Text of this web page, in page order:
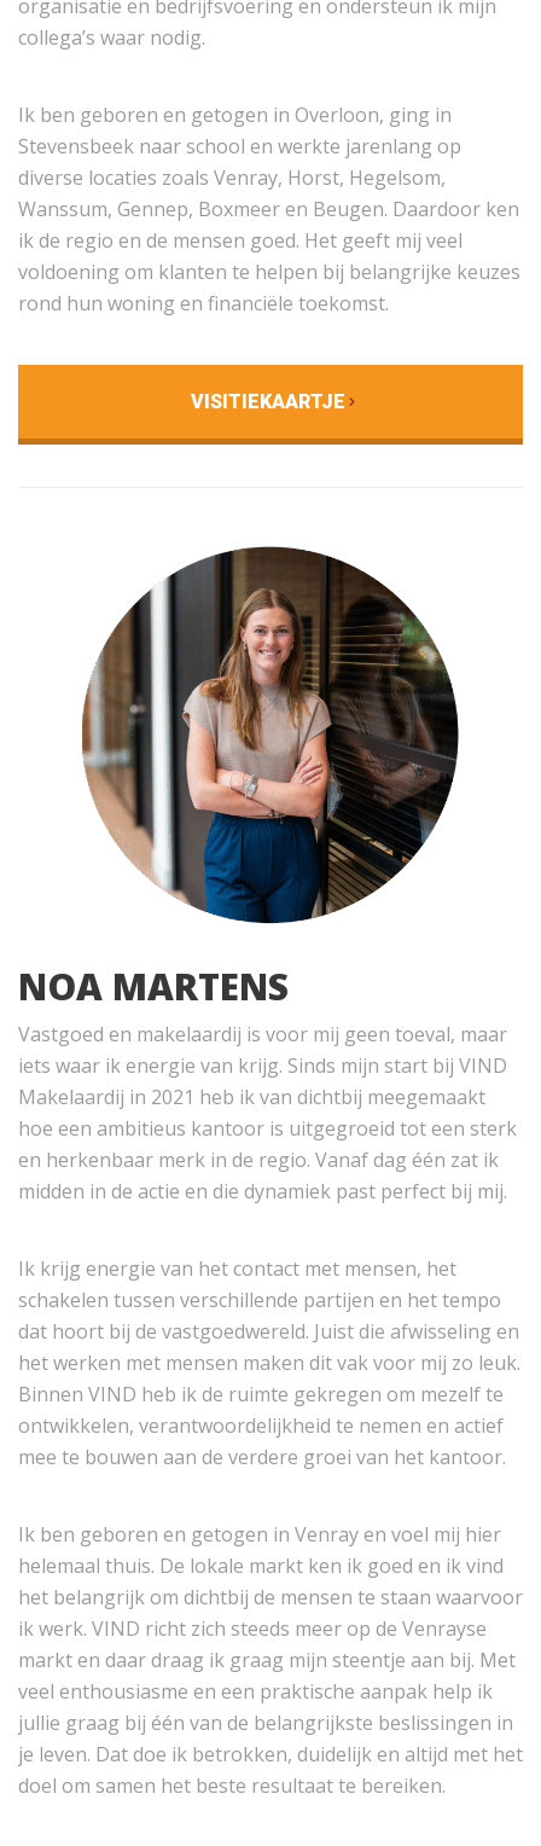
organisatie en bedrijfsvoering en ondersteun ik mijn
collega’s waar nodig.
Ik ben geboren en getogen in Overloon, ging in
Stevensbeek naar school en werkte jarenlang op
diverse locaties zoals Venray, Horst, Hegelsom,
Wanssum, Gennep, Boxmeer en Beugen. Daardoor ken
ik de regio en de mensen goed. Het geeft mij veel
voldoening om klanten te helpen bij belangrijke keuzes
rond hun woning en financiële toekomst.
VISITIEKAARTJE
NOA MARTENS
Vastgoed en makelaardij is voor mij geen toeval, maar
iets waar ik energie van krijg. Sinds mijn start bij VIND
Makelaardij in 2021 heb ik van dichtbij meegemaakt
hoe een ambitieus kantoor is uitgegroeid tot een sterk
en herkenbaar merk in de regio. Vanaf dag één zat ik
midden in de actie en die dynamiek past perfect bij mij.
Ik krijg energie van het contact met mensen, het
schakelen tussen verschillende partijen en het tempo
dat hoort bij de vastgoedwereld. Juist die afwisseling en
het werken met mensen maken dit vak voor mij zo leuk.
Binnen VIND heb ik de ruimte gekregen om mezelf te
ontwikkelen, verantwoordelijkheid te nemen en actief
mee te bouwen aan de verdere groei van het kantoor.
Ik ben geboren en getogen in Venray en voel mij hier
helemaal thuis. De lokale markt ken ik goed en ik vind
het belangrijk om dichtbij de mensen te staan waarvoor
ik werk. VIND richt zich steeds meer op de Venrayse
markt en daar draag ik graag mijn steentje aan bij. Met
veel enthousiasme en een praktische aanpak help ik
jullie graag bij één van de belangrijkste beslissingen in
je leven. Dat doe ik betrokken, duidelijk en altijd met het
doel om samen het beste resultaat te bereiken.